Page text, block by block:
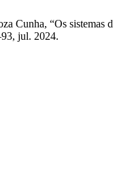
Cunha, “Os sistemas
jul. 2024.